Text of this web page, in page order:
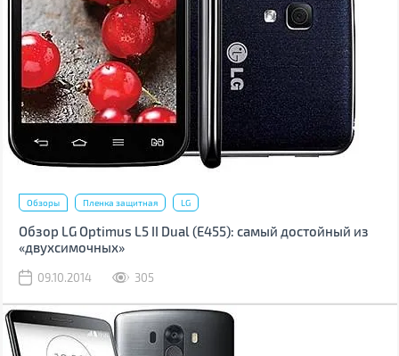
Обзоры Пленка защитная LG
Обзор LG Optimus L5 II Dual (Е455): самый достойный из
«двухсимочных»
09.10.2014 305